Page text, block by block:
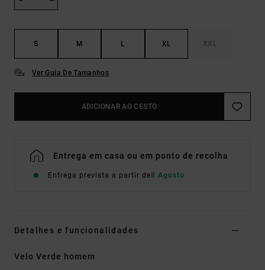
S M L XL XXL
Ver Guia De Tamanhos
ADICIONAR AO CESTO
Entrega em casa ou em ponto de recolha
Entrega prevista a partir de8 Agosto
Detalhes e funcionalidades
Velo Verde homem